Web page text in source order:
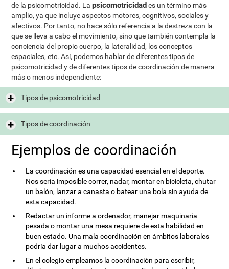
de la psicomotricidad. Lapsicomotricidades un término más
amplio, ya que incluye aspectos motores, cognitivos, sociales y
afectivos. Por tanto, no hace sólo referencia a la destreza con la
que se lleva a cabo el movimiento, sino que también contempla la
conciencia del propio cuerpo, la lateralidad, los conceptos
espaciales, etc. Así, podemos hablar de diferentes tipos de
psicomotricidad y de diferentes tipos de coordinación de manera
más o menos independiente:
Tipos de psicomotricidad
Tipos de coordinación
Ejemplos de coordinación
La coordinación es una capacidad esencial en el deporte.
Nos sería imposible correr, nadar, montar en bicicleta, chutar
un balón, lanzar a canasta o batear una bola sin ayuda de
esta capacidad.
Redactar un informe a ordenador, manejar maquinaria
pesada o montar una mesa requiere de esta habilidad en
buen estado. Una mala coordinación en ámbitos laborales
podría dar lugar a muchos accidentes.
En el colegio empleamos la coordinación para escribir,